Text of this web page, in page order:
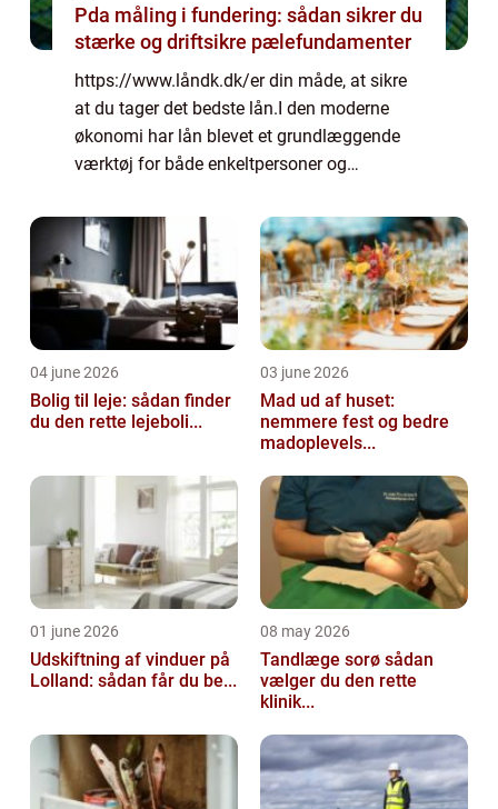
Pda måling i fundering: sådan sikrer du
stærke og driftsikre pælefundamenter
https://www.låndk.dk/er din måde, at sikre
at du tager det bedste lån.I den moderne
økonomi har lån blevet et grundlæggende
værktøj for både enkeltpersoner og
04 june 2026
Bolig til leje: sådan finder
du den rette lejeboli...
03 june 2026
Mad ud af huset:
nemmere fest og bedre
madoplevels...
01 june 2026
Udskiftning af vinduer på
Lolland: sådan får du be...
08 may 2026
Tandlæge sorø sådan
vælger du den rette
klinik...